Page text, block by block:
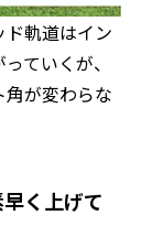
ド軌道はイン
ていくが、
が変わらな
く上げて